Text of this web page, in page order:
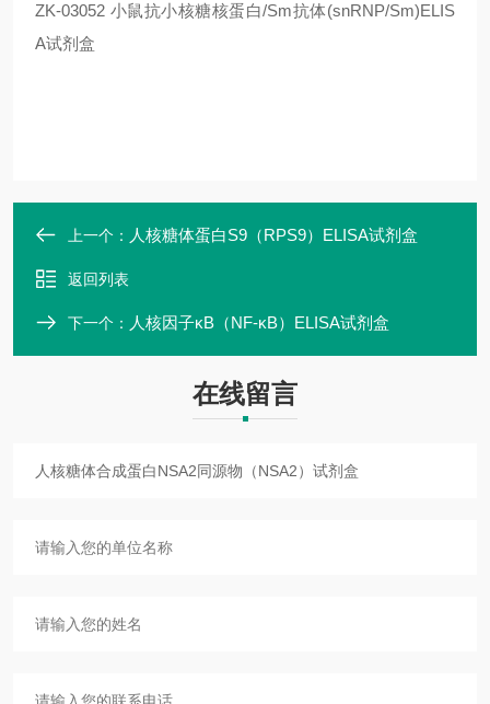
ZK-03052 小鼠抗小核糖核蛋白/Sm抗体(snRNP/Sm)ELIS
A试剂盒
上一个： 人核糖体蛋白S9（RPS9）ELISA试剂盒
返回列表
下一个： 人核因子κB（NF-κB）ELISA试剂盒
在线留言